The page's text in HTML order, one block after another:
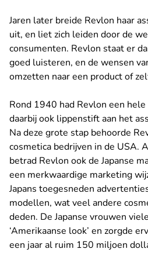
Jaren later breide Revlon haar
uit, en liet zich leiden door de
consumenten. Revlon staat er
goed luisteren, en de wensen
omzetten naar een product of
Rond 1940 had Revlon een
daarbij ook lippenstift aan het
Na deze grote stap behoorde
cosmetica bedrijven in de USA.
betrad Revlon ook de Japanse
een merkwaardige marketing
Japans toegesneden
modellen, wat veel andere
deden. De Japanse vrouwen
‘Amerikaanse look’ en zorgde
een jaar al ruim 150 miljoen